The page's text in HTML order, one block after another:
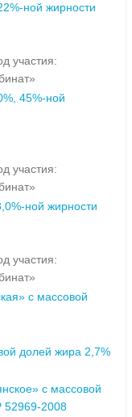
ной жирности
участия:
45%-ной
участия:
ной жирности
участия:
с массовой
долей жира 2,7%
с массовой
52969-2008